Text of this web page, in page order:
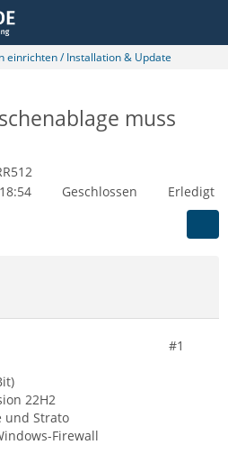
einrichten / Installation & Update
muss
Geschlossen Erledigt
#1
22H2
und Strato
Firewall